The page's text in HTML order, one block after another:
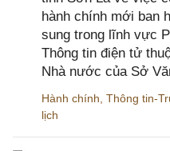
hành chính mới ban
sung trong lĩnh vực
Thông tin điện tử
Nhà nước của Sở
Hành chính Thông tin-
lịch